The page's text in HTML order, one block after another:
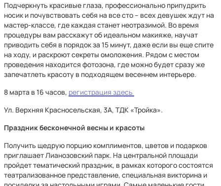
Подчеркнуть красивые глаза, профессионально припудрить
носик и почувствовать себя на все сто – всех девушек ждут на
мастер-классе, где каждая станет неотразимой. Во время
процедуры вам расскажут об идеальном макияже, научат
приводить себя в порядок за 15 минут, даже если вы еще спите
на ходу, и раскроют секреты омоложения. Рядом с местом
проведения находится фотозона, где можно будет сразу же
запечатлеть красоту в подходящем весеннем интерьере.
8 марта в 16 часов, регистрация здесь
Ул. Верхняя Красносельская, 3А, ТДК «Тройка».
Праздник бесконечной весны и красоты
Получить щедрую порцию комплиментов, цветов и подарков
приглашает Лианозовский парк. На центральной площади
пройдет тематический праздник, в рамках которого состоятся
театрализованное представление, специальная викторина и